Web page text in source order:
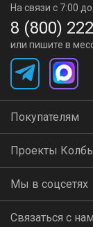
На связи с 7:00
8 (800)
или пишите в
Покупателям
Проекты
Мы в соцсетях
Связаться с